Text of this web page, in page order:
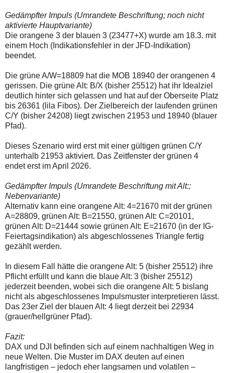
Gedämpfter Impuls (Umrandete Beschriftung; noch nicht
aktivierte Hauptvariante)
Die orangene 3 der blauen 3 (23477+X) wurde am 18.3. mit
einem Hoch (Indikationsfehler in der JFD-Indikation)
beendet.
Die grüne A/W=18809 hat die MOB 18940 der orangenen 4
gerissen. Die grüne Alt: B/X (bisher 25512) hat ihr Idealziel
deutlich hinter sich gelassen und hat auf der Oberseite Platz
bis 26361 (lila Fibos). Der Zielbereich der laufenden grünen
C/Y (bisher 24208) liegt zwischen 21953 und 18940 (blauer
Pfad).
Dieses Szenario wird erst mit einer gültigen grünen C/Y
unterhalb 21953 aktiviert. Das Zeitfenster der grünen 4
endet erst im April 2026.
Gedämpfter Impuls (Umrandete Beschriftung mit Alt:;
Nebenvariante)
Alternativ kann eine orangene Alt: 4=21670 mit der grünen
A=28809, grünen Alt: B=21550, grünen Alt: C=20101,
grünen Alt: D=21444 sowie grünen Alt: E=21670 (in der IG-
Feiertagsindikation) als abgeschlossenes Triangle fertig
gezählt werden.
In diesem Fall hätte die orangene Alt: 5 (bisher 25512) ihre
Pflicht erfüllt und kann die blaue Alt: 3 (bisher 25512)
jederzeit beenden, wobei sich die orangene Alt: 5 bislang
nicht als abgeschlossenes Impulsmuster interpretieren lässt.
Das 23er Ziel der blauen Alt: 4 liegt derzeit bei 22934
(grauer/hellgrüner Pfad).
Fazit:
DAX und DJI befinden sich auf einem nachhaltigen Weg in
neue Welten. Die Muster im DAX deuten auf einen
langfristigen – jedoch eher langsamen und volatilen –